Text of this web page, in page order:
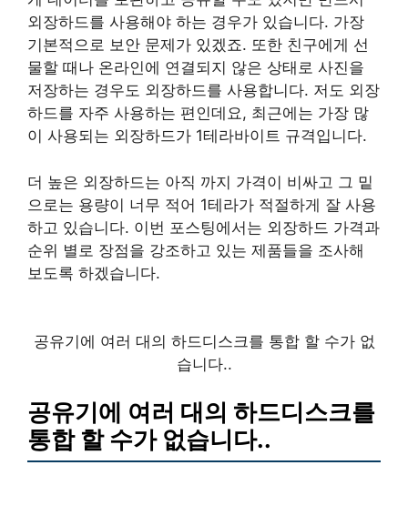
외장하드를 사용해야 하는 경우가 있습니다. 가장
기본적으로 보안 문제가 있겠죠. 또한 친구에게 선
물할 때나 온라인에 연결되지 않은 상태로 사진을
저장하는 경우도 외장하드를 사용합니다. 저도 외장
하드를 자주 사용하는 편인데요, 최근에는 가장 많
이 사용되는 외장하드가 1테라바이트 규격입니다.
더 높은 외장하드는 아직 까지 가격이 비싸고 그 밑
으로는 용량이 너무 적어 1테라가 적절하게 잘 사용
하고 있습니다. 이번 포스팅에서는 외장하드 가격과
순위 별로 장점을 강조하고 있는 제품들을 조사해
보도록 하겠습니다.
공유기에 여러 대의 하드디스크를 통합 할 수가 없
습니다..
공유기에 여러 대의 하드디스크를
통합 할 수가 없습니다..